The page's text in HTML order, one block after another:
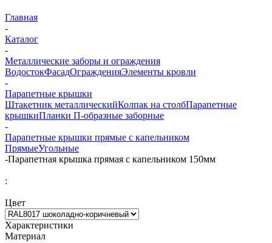
Главная
-
Каталог
-
Металлические заборы и ограждения
ВодостокФасадОгражденияЭлементы кровли
-
Парапетные крышки
Штакетник металлическийКолпак на столбПарапетные
крышкиПланки П-образные заборные
-
Парапетные крышки прямые с капельником
ПрямыеУгольные
-Парапетная крышка прямая с капельником 150мм
:
Цвет
Характеристики
Материал